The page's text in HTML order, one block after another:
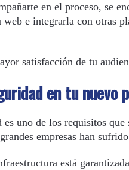
en el proceso, se
e integrarla con otras
satisfacción de tu
en tu nuevo
uno de los requisitos
empresas han
está